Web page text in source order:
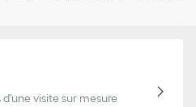
visite sur mesure